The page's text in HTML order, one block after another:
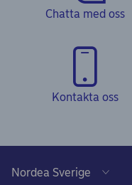
Chatta med oss
Kontakta oss